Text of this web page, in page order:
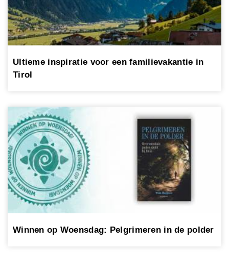
Ultieme inspiratie voor een familievakantie in
Tirol
Winnen op Woensdag: Pelgrimeren in de polder